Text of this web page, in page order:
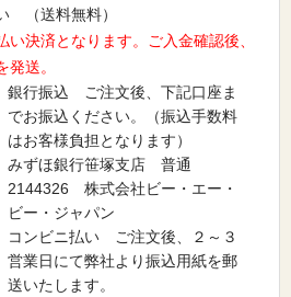
（送料無料）
い決済となります。ご入金確認後、
発送。
銀行振込 ご注文後、下記口座ま
でお振込ください。（振込手数料
はお客様負担となります）
みずほ銀行笹塚支店 普通
2144326 株式会社ビー・エー・
ビー・ジャパン
コンビニ払い ご注文後、２～３
営業日にて弊社より振込用紙を郵
送いたします。